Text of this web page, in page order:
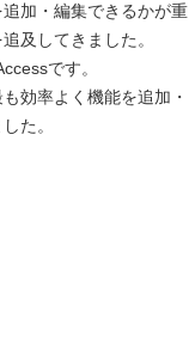
加・編集できるかが重
及してきました。
です。
効率よく機能を追加・
た。